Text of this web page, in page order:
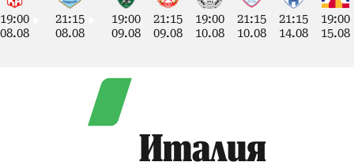
19:00
08.08
21:15
08.08
19:00
09.08
21:15
09.08
19:00
10.08
21:15
10.08
21:15
14.08
19:00
15.08
Италия